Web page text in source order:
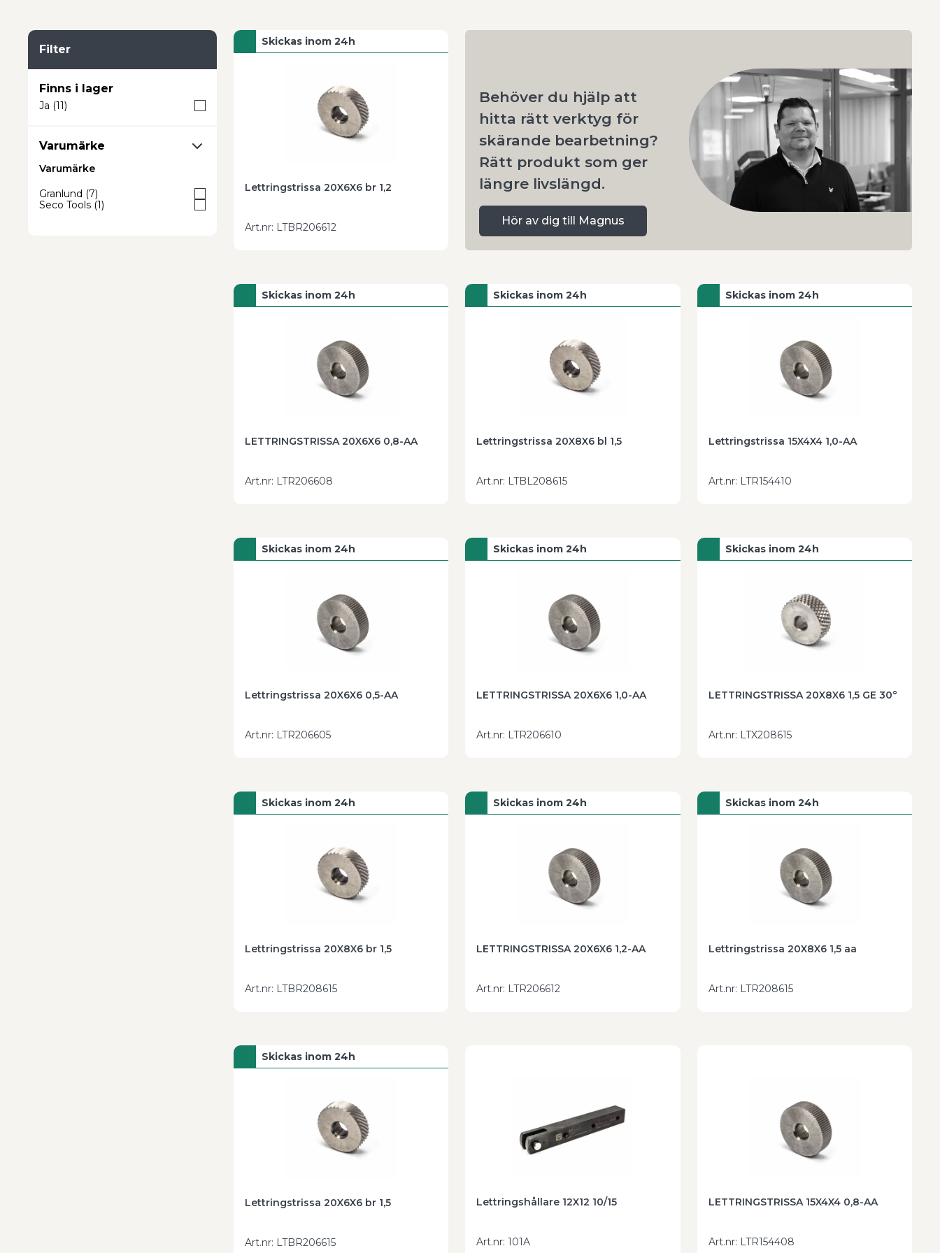
Ö - A
Filter
Finns i lager
Ja (11)
Varumärke
Varumärke
Granlund (7)
Seco Tools (1)
Skickas inom 24h
Lettringstrissa 20X6X6 br 1,2
Art.nr: LTBR206612
Skickas inom 24h
LETTRINGSTRISSA 20X6X6 0,8-AA
Art.nr: LTR206608
Skickas inom 24h
Lettringstrissa 20X8X6 bl 1,5
Art.nr: LTBL208615
Skickas inom 24h
Lettringstrissa 15X4X4 1,0-AA
Art.nr: LTR154410
Skickas inom 24h
Lettringstrissa 20X6X6 0,5-AA
Art.nr: LTR206605
Skickas inom 24h
LETTRINGSTRISSA 20X6X6 1,0-AA
Art.nr: LTR206610
Skickas inom 24h
LETTRINGSTRISSA 20X8X6 1,5 GE 30°
Art.nr: LTX208615
Skickas inom 24h
Lettringstrissa 20X8X6 br 1,5
Art.nr: LTBR208615
Skickas inom 24h
LETTRINGSTRISSA 20X6X6 1,2-AA
Art.nr: LTR206612
Skickas inom 24h
Lettringstrissa 20X8X6 1,5 aa
Art.nr: LTR208615
Skickas inom 24h
Lettringstrissa 20X6X6 br 1,5
Art.nr: LTBR206615
Lettringshållare 12X12 10/15
Art.nr: 101A
LETTRINGSTRISSA 15X4X4 0,8-AA
Art.nr: LTR154408
Behöver du hjälp att
hitta rätt verktyg för
skärande bearbetning?
Rätt produkt som ger
längre livslängd.
Hör av dig till Magnus